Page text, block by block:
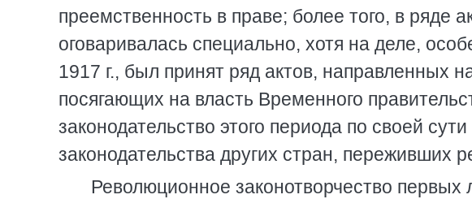
преемственность в праве; более того, в ряде
оговаривалась специально, хотя на деле,
1917 г., был принят ряд актов, направленных
посягающих на власть Временного
законодательство этого периода по своей
законодательства других стран, переживших
Революционное законотворчество первых